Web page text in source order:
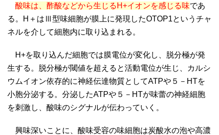
酸味は、酢酸などから生じるH+イオンを感じる味であ
る。H＋はⅢ型味細胞が膜上に発現したOTOP1というチャ
ネルを介して細胞内に取り込まれる。
H+を取り込んだ細胞では膜電位が変化し、脱分極が発
生する。脱分極が閾値を超えると活動電位が生じ、カルシ
ウムイオン依存的に神経伝達物質としてATPや５－HTを
小胞分泌する。分泌したATPや５－HTが味蕾の神経細胞
を刺激し、酸味のシグナルが伝わっていく。
興味深いことに、酸味受容の味細胞は炭酸水の泡や高濃